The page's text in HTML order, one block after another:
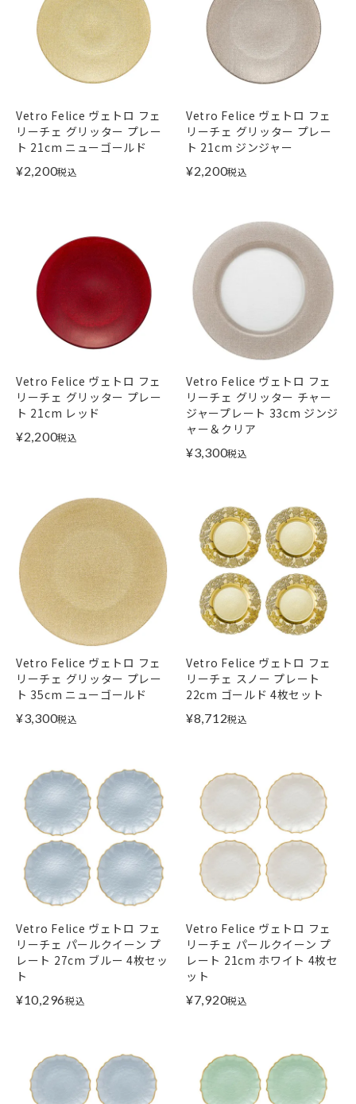
Vetro Felice ヴェトロ フェ
リーチェ グリッター プレー
ト 21cm ニューゴールド
¥2,200税込
Vetro Felice ヴェトロ フェ
リーチェ グリッター プレー
ト 21cm ジンジャー
¥2,200税込
Vetro Felice ヴェトロ フェ
リーチェ グリッター プレー
ト 21cm レッド
¥2,200税込
Vetro Felice ヴェトロ フェ
リーチェ グリッター チャー
ジャープレート 33cm ジンジ
ャー＆クリア
¥3,300税込
Vetro Felice ヴェトロ フェ
リーチェ グリッター プレー
ト 35cm ニューゴールド
¥3,300税込
Vetro Felice ヴェトロ フェ
リーチェ スノー プレート
22cm ゴールド 4枚セット
¥8,712税込
Vetro Felice ヴェトロ フェ
リーチェ パールクイーン プ
レート 27cm ブルー 4枚セッ
ト
¥10,296税込
Vetro Felice ヴェトロ フェ
リーチェ パールクイーン プ
レート 21cm ホワイト 4枚セ
ット
¥7,920税込